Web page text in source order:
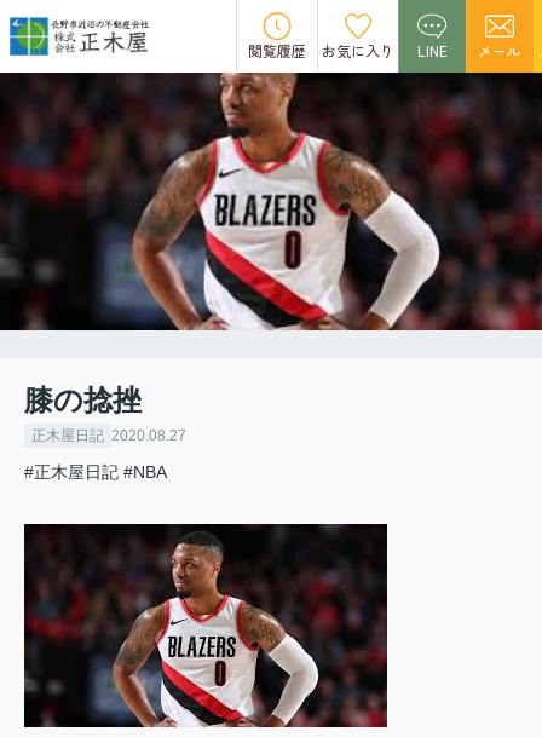
閲覧履歴 お気に入り LINE メール
膝の捻挫
正木屋日記 2020.08.27
#正木屋日記 #NBA